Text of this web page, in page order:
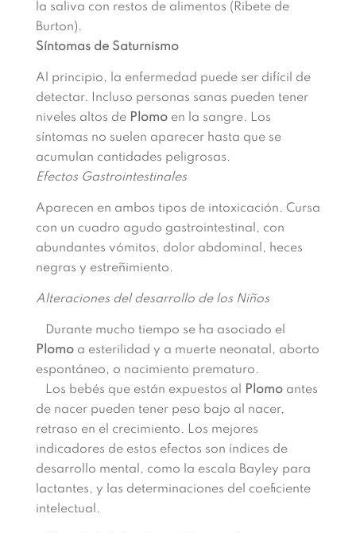
la saliva con restos de alimentos (Ribete de
Burton).
Síntomas de Saturnismo
Al principio, la enfermedad puede ser difícil de
detectar. Incluso personas sanas pueden tener
niveles altos de Plomoen la sangre. Los
síntomas no suelen aparecer hasta que se
acumulan cantidades peligrosas.
Efectos Gastrointestinales
Aparecen en ambos tipos de intoxicación. Cursa
con un cuadro agudo gastrointestinal, con
abundantes vómitos, dolor abdominal, heces
negras y estreñimiento.
Alteraciones del desarrollo de los Niños
Durante mucho tiempo se ha asociado el
Plomoa esterilidad y a muerte neonatal, aborto
espontáneo, o nacimiento prematuro.
Los bebés que están expuestos al
Plomoantes
de nacer pueden tener peso bajo al nacer,
retraso en el crecimiento. Los mejores
indicadores de estos efectos son índices de
desarrollo mental, como la escala Bayley para
lactantes, y las determinaciones del coeficiente
intelectual.